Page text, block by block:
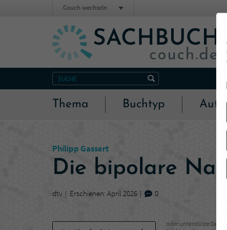
Thema Buchtyp
Couch wechseln
Philipp Gassert
Die bipolare
dtv Erschienen: April 2026 0
oder unterstütze